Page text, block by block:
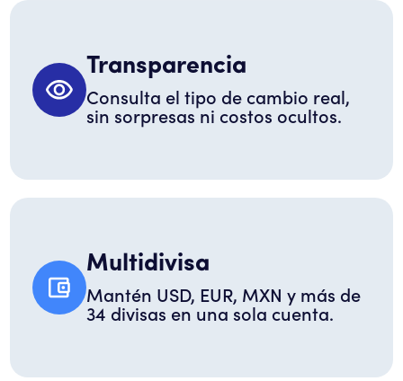
Transparencia
Consulta el tipo de cambio real,
sin sorpresas ni costos ocultos.
Multidivisa
Mantén USD, EUR, MXN y más de
34 divisas en una sola cuenta.